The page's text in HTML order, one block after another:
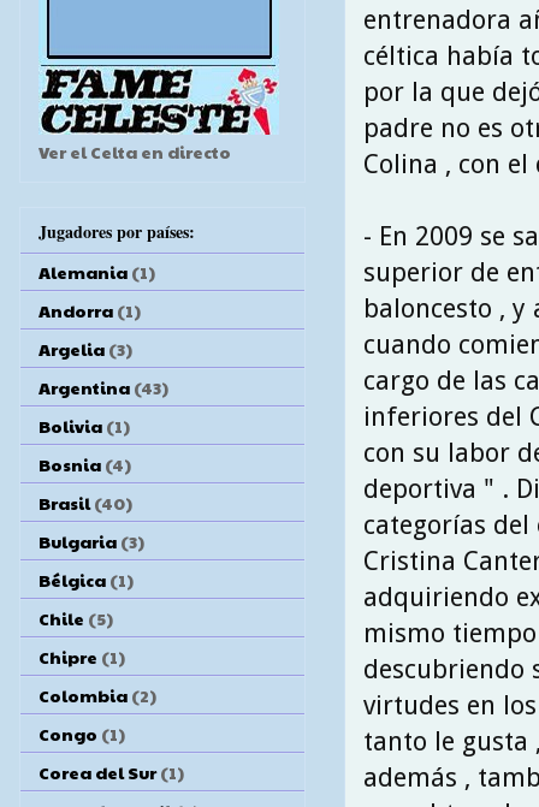
entrenadora
céltica había
por la que
padre no es
Colina , con
- En 2009 se
superior de
baloncesto ,
cuando
cargo de las
inferiores del
con su labor
deportiva " .
categorías del
Cristina
adquiriendo
mismo
descubriendo
virtudes en
tanto le gusta
además ,
Ver el Celta en directo
Jugadores por países:
Alemania (1)
Andorra (1)
Argelia (3)
Argentina (43)
Bolivia (1)
Bosnia (4)
Brasil (40)
Bulgaria (3)
Bélgica (1)
Chile (5)
Chipre (1)
Colombia (2)
Congo (1)
Corea del Sur (1)